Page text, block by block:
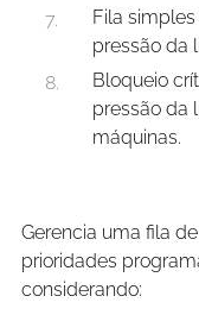
Fila
pressão da
Bloqueio
pressão da
máquinas.
Gerencia uma fila
prioridades
considerando: